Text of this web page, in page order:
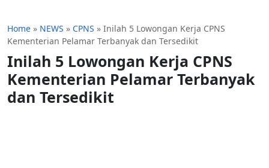
Home » NEWS » CPNS » Inilah 5 Lowongan Kerja CPNS
Kementerian Pelamar Terbanyak dan Tersedikit
Inilah 5 Lowongan Kerja CPNS
Kementerian Pelamar Terbanyak
dan Tersedikit